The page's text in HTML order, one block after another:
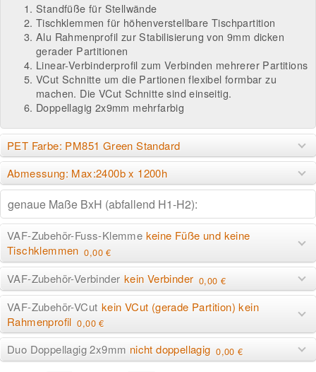
Standfüße für Stellwände
Tischklemmen für höhenverstellbare Tischpartition
Alu Rahmenprofil zur Stabilisierung von 9mm dicken
gerader Partitionen
Linear-Verbinderprofil zum Verbinden mehrerer Partitions
VCut Schnitte um die Partionen flexibel formbar zu
machen. Die VCut Schnitte sind einseitig.
Doppellagig 2x9mm mehrfarbig
PET Farbe: PM851 Green Standard
Abmessung: Max:2400b x 1200h
VAF-Zubehör-Fuss-Klemme keine Füße und keine
Tischklemmen 0,00 €
VAF-Zubehör-Verbinder kein Verbinder 0,00 €
VAF-Zubehör-VCut kein VCut (gerade Partition) kein
Rahmenprofil 0,00 €
Duo Doppellagig 2x9mm nicht doppellagig 0,00 €